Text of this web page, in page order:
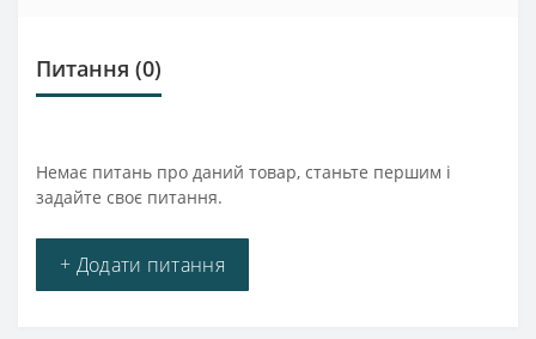
Питання (0)
Немає питань про даний товар, станьте першим і
задайте своє питання.
+ Додати питання